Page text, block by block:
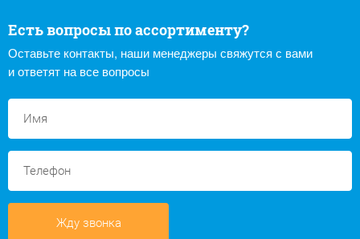
Есть вопросы по ассортименту?
Оставьте контакты, наши менеджеры свяжутся с вами
и ответят на все вопросы
Жду звонка